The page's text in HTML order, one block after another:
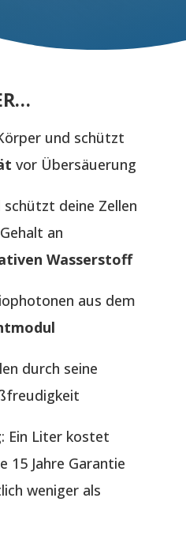
und schützt
vor Übersäuerung
schützt deine Zellen
an
Wasserstoff
aus dem
durch seine
: Ein Liter kostet
15 Jahre Garantie
weniger als